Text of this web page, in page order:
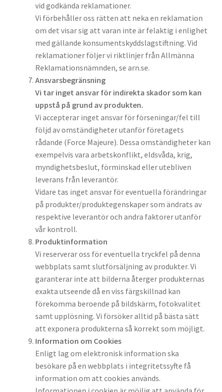
vid godkända reklamationer.
Vi förbehåller oss rätten att neka en reklamation
om det visar sig att varan inte är felaktig i enlighet
med gällande konsumentskyddslagstiftning. Vid
reklamationer följer vi riktlinjer från Allmänna
Reklamationsnämnden, se arn.se.
Ansvarsbegränsning
Vi tar inget ansvar för indirekta skador som kan
uppstå på grund av produkten.
Vi accepterar inget ansvar för förseningar/fel till
följd av omständigheter utanför företagets
rådande (Force Majeure). Dessa omständigheter kan
exempelvis vara arbetskonflikt, eldsvåda, krig,
myndighetsbeslut, förminskad eller utebliven
leverans från leverantör.
Vidare tas inget ansvar för eventuella förändringar
på produkter/produktegenskaper som ändrats av
respektive leverantör och andra faktorer utanför
vår kontroll.
Produktinformation
Vi reserverar oss för eventuella tryckfel på denna
webbplats samt slutförsäljning av produkter. Vi
garanterar inte att bilderna återger produkternas
exakta utseende då en viss färgskillnad kan
förekomma beroende på bildskärm, fotokvalitet
samt upplösning. Vi försöker alltid på bästa sätt
att exponera produkterna så korrekt som möjligt.
Information om Cookies
Enligt lag om elektronisk information ska
besökare på en webbplats i integritetssyfte få
information om att cookies används.